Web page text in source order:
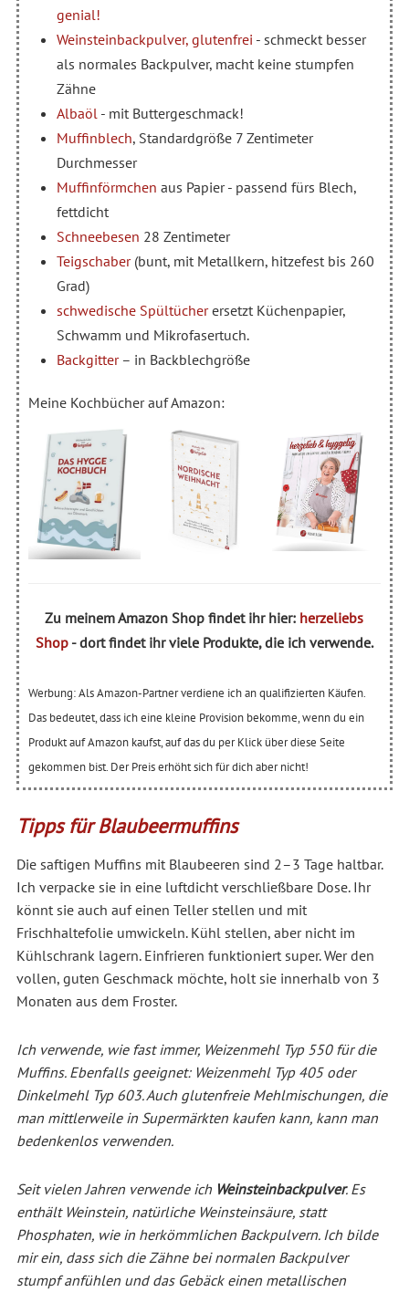
genial!
Weinsteinbackpulver, glutenfrei - schmeckt besser
als normales Backpulver, macht keine stumpfen
Zähne
Albaöl - mit Buttergeschmack!
Muffinblech, Standardgröße 7 Zentimeter
Durchmesser
Muffinförmchen aus Papier - passend fürs Blech,
fettdicht
Schneebesen 28 Zentimeter
Teigschaber(bunt, mit Metallkern, hitzefest bis 260
Grad)
schwedische Spültücherersetzt Küchenpapier,
Schwamm und Mikrofasertuch.
Backgitter– in Backblechgröße
Meine Kochbücher auf Amazon:
Zu meinem Amazon Shop findet ihr hier: herzeliebs
Shop- dort findet ihr viele Produkte, die ich verwende.
Werbung: Als Amazon-Partner verdiene ich an qualifizierten Käufen.
Das bedeutet, dass ich eine kleine Provision bekomme, wenn du ein
Produkt auf Amazon kaufst, auf das du per Klick über diese Seite
gekommen bist. Der Preis erhöht sich für dich aber nicht!
Tipps für Blaubeermuffins
Die saftigen Muffins mit Blaubeeren sind 2–3 Tage haltbar.
Ich verpacke sie in eine luftdicht verschließbare Dose. Ihr
könnt sie auch auf einen Teller stellen und mit
Frischhaltefolie umwickeln. Kühl stellen, aber nicht im
Kühlschrank lagern. Einfrieren funktioniert super. Wer den
vollen, guten Geschmack möchte, holt sie innerhalb von 3
Monaten aus dem Froster.
Ich verwende, wie fast immer, Weizenmehl Typ 550 für die
Muffins. Ebenfalls geeignet: Weizenmehl Typ 405 oder
Dinkelmehl Typ 603. Auch glutenfreie Mehlmischungen, die
man mittlerweile in Supermärkten kaufen kann, kann man
bedenkenlos verwenden.
Seit vielen Jahren verwende ich Weinsteinbackpulver. Es
enthält Weinstein, natürliche Weinsteinsäure, statt
Phosphaten, wie in herkömmlichen Backpulvern. Ich bilde
mir ein, dass sich die Zähne bei normalen Backpulver
stumpf anfühlen und das Gebäck einen metallischen